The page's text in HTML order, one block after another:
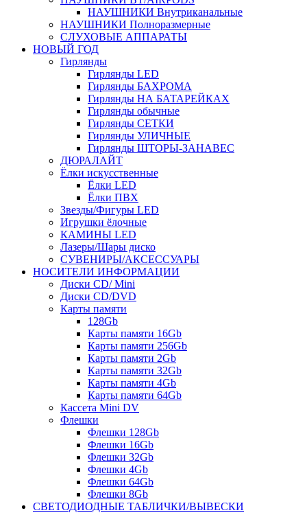
НАУШНИКИ Внутриканальные
НАУШНИКИ Полноразмерные
СЛУХОВЫЕ АППАРАТЫ
НОВЫЙ ГОД
Гирлянды
Гирлянды LED
Гирлянды БАХРОМА
Гирлянды НА БАТАРЕЙКАХ
Гирлянды обычные
Гирлянды СЕТКИ
Гирлянды УЛИЧНЫЕ
Гирлянды ШТОРЫ-ЗАНАВЕС
ДЮРАЛАЙТ
Ёлки искусственные
Ёлки LED
Ёлки ПВХ
Звезды/Фигуры LED
Игрушки ёлочные
КАМИНЫ LED
Лазеры/Шары диско
СУВЕНИРЫ/АКСЕССУАРЫ
НОСИТЕЛИ ИНФОРМАЦИИ
Диски CD/ Mini
Диски CD/DVD
Карты памяти
128Gb
Карты памяти 16Gb
Карты памяти 256Gb
Карты памяти 2Gb
Карты памяти 32Gb
Карты памяти 4Gb
Карты памяти 64Gb
Кассета Mini DV
Флешки
Флешки 128Gb
Флешки 16Gb
Флешки 32Gb
Флешки 4Gb
Флешки 64Gb
Флешки 8Gb
СВЕТОДИОДНЫЕ ТАБЛИЧКИ/ВЫВЕСКИ